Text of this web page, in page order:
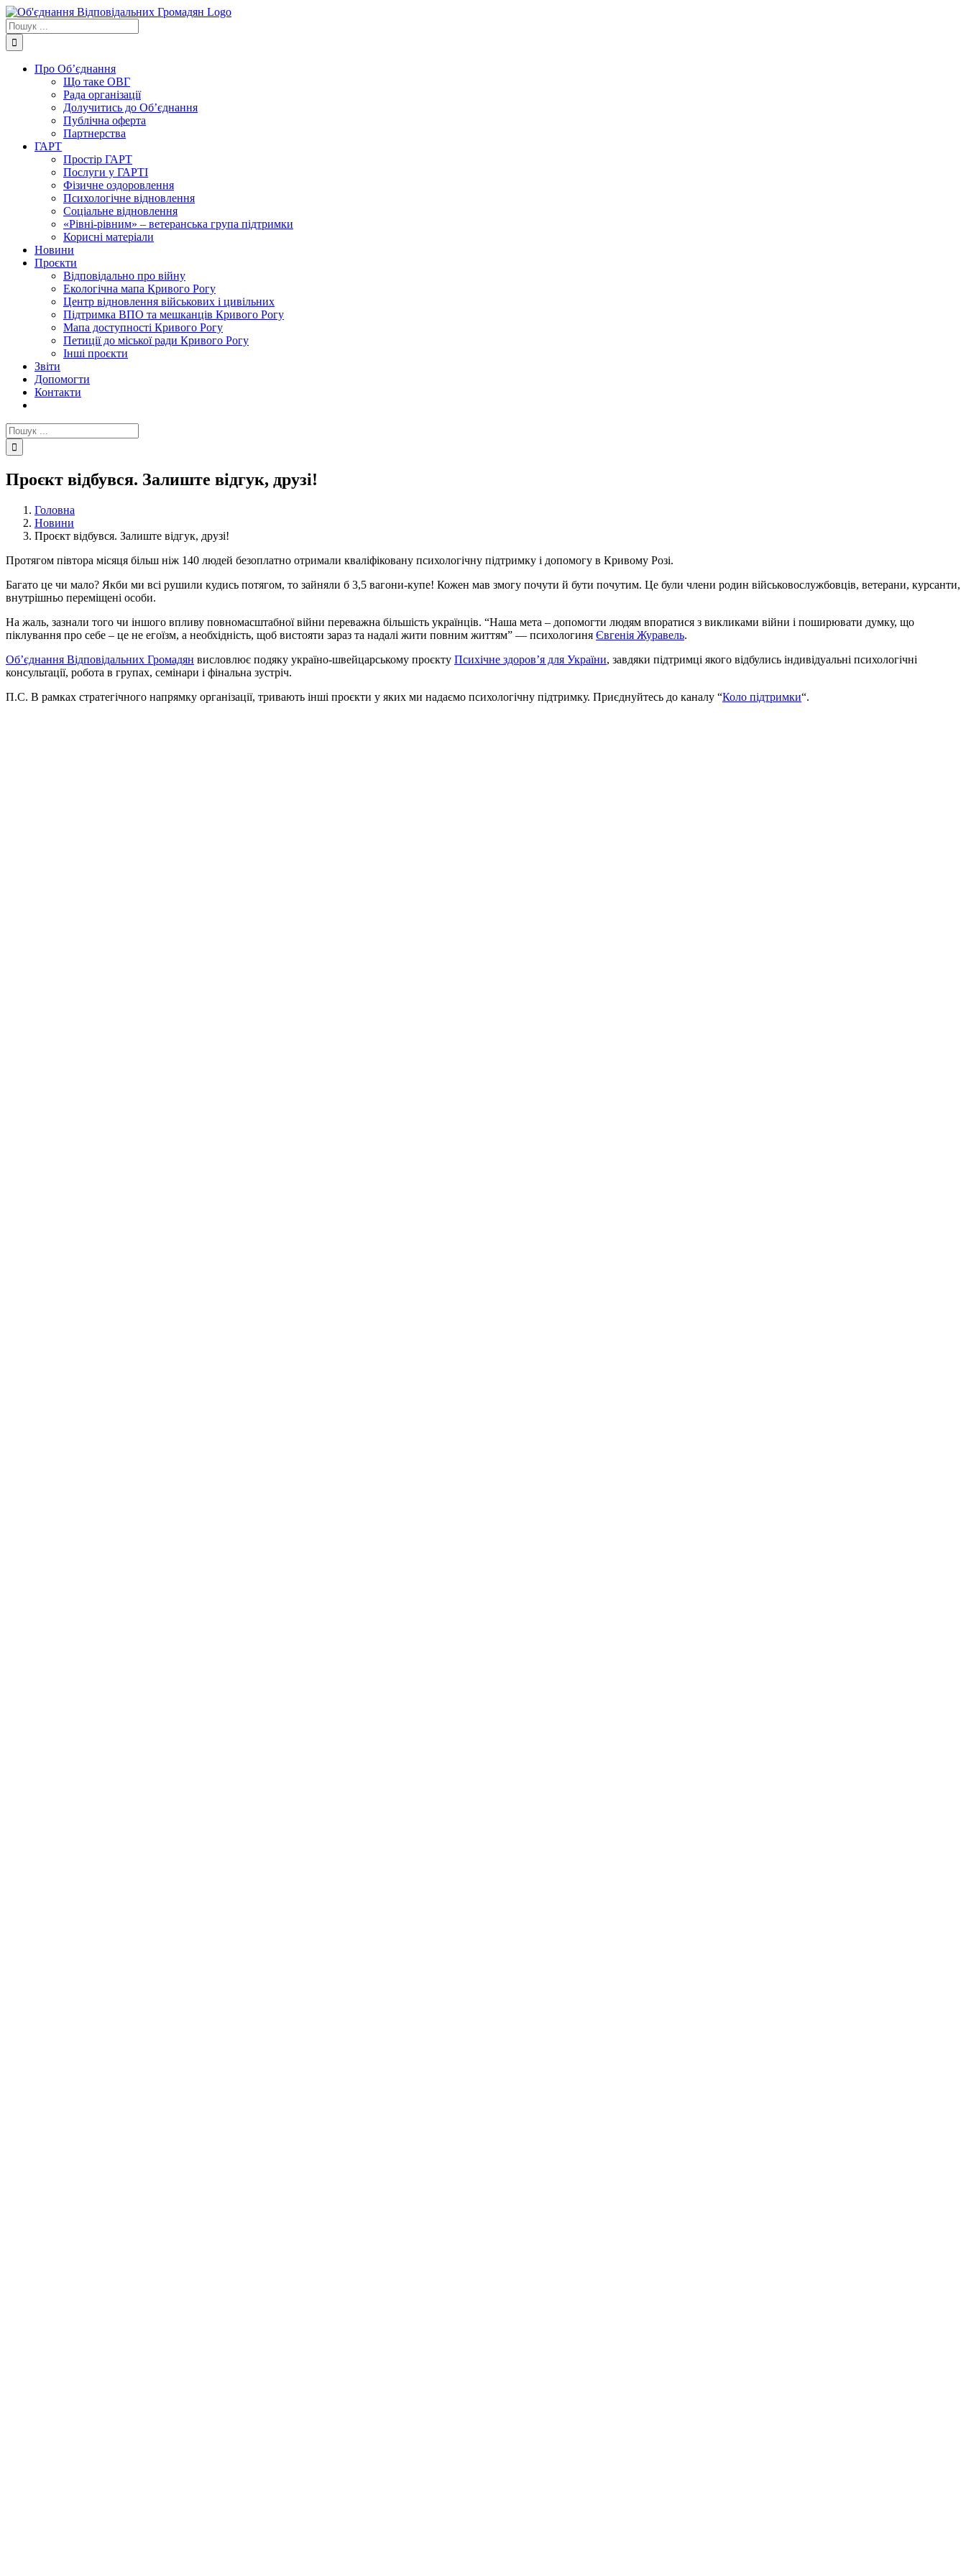
Skip
to
content
Пошук
...
Про Об’єднання
Що таке ОВГ
Рада організації
Долучитись до Об’єднання
Публічна оферта
Партнерства
ГАРТ
Простір ГАРТ
Послуги у ГАРТІ
Фізичне оздоровлення
Психологічне відновлення
Соціальне відновлення
«Рівні-рівним» – ветеранська група підтримки
Корисні матеріали
Новини
Проєкти
Відповідально про війну
Екологічна мапа Кривого Рогу
Центр відновлення військових і цивільних
Підтримка ВПО та мешканців Кривого Рогу
Мапа доступності Кривого Рогу
Петиції до міської ради Кривого Рогу
Інші проєкти
Звіти
Допомогти
Контакти
Пошук
...
Проєкт відбувся. Залиште відгук, друзі!
Головна
Новини
Проєкт відбувся. Залиште відгук, друзі!
Протягом півтора місяця більш ніж 140 людей безоплатно отримали кваліфіковану психологічну підтримку і допомогу в Кривому Розі.
Багато це чи мало? Якби ми всі рушили кудись потягом, то зайняли б 3,5 вагони-купе! Кожен мав змогу почути й бути почутим. Це були члени родин військовослужбовців, ветерани, курсанти,
внутрішньо переміщені особи.
На жаль, зазнали того чи іншого впливу повномасштабної війни переважна більшість українців. “Наша мета – допомогти людям впоратися з викликами війни і поширювати думку, що
піклування про себе – це не егоїзм, а необхідність, щоб вистояти зараз та надалі жити повним життям” — психологиня Євгенія Журавель.
Об’єднання Відповідальних Громадян висловлює подяку україно-швейцарському проєкту Психічне здоров’я для України, завдяки підтримці якого відбулись індивідуальні психологічні
консультації, робота в групах, семінари і фінальна зустріч.
П.С. В рамках стратегічного напрямку організації, тривають інші проєкти у яких ми надаємо психологічну підтримку. Приєднуйтесь до каналу “Коло підтримки“.